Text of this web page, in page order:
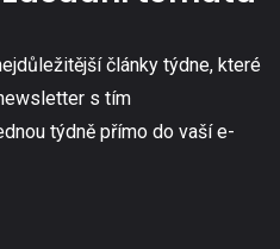
články týdne, které
s tím
týdně přímo do vaší e-